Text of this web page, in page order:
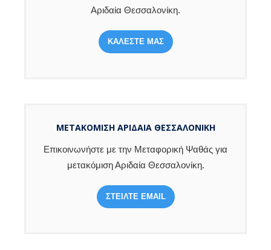
Αριδαία Θεσσαλονίκη.
ΚΑΛΕΣΤΕ ΜΑΣ
ΜΕΤΑΚΟΜΙΣΗ ΑΡΙΔΑΊΑ ΘΕΣΣΑΛΟΝΊΚΗ
Επικοινωνήστε με την Μεταφορική Ψαθάς για
μετακόμιση Αριδαία Θεσσαλονίκη.
ΣΤΕΙΛΤΕ EMAIL